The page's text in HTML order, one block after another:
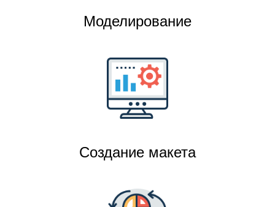
Моделирование
Создание макета